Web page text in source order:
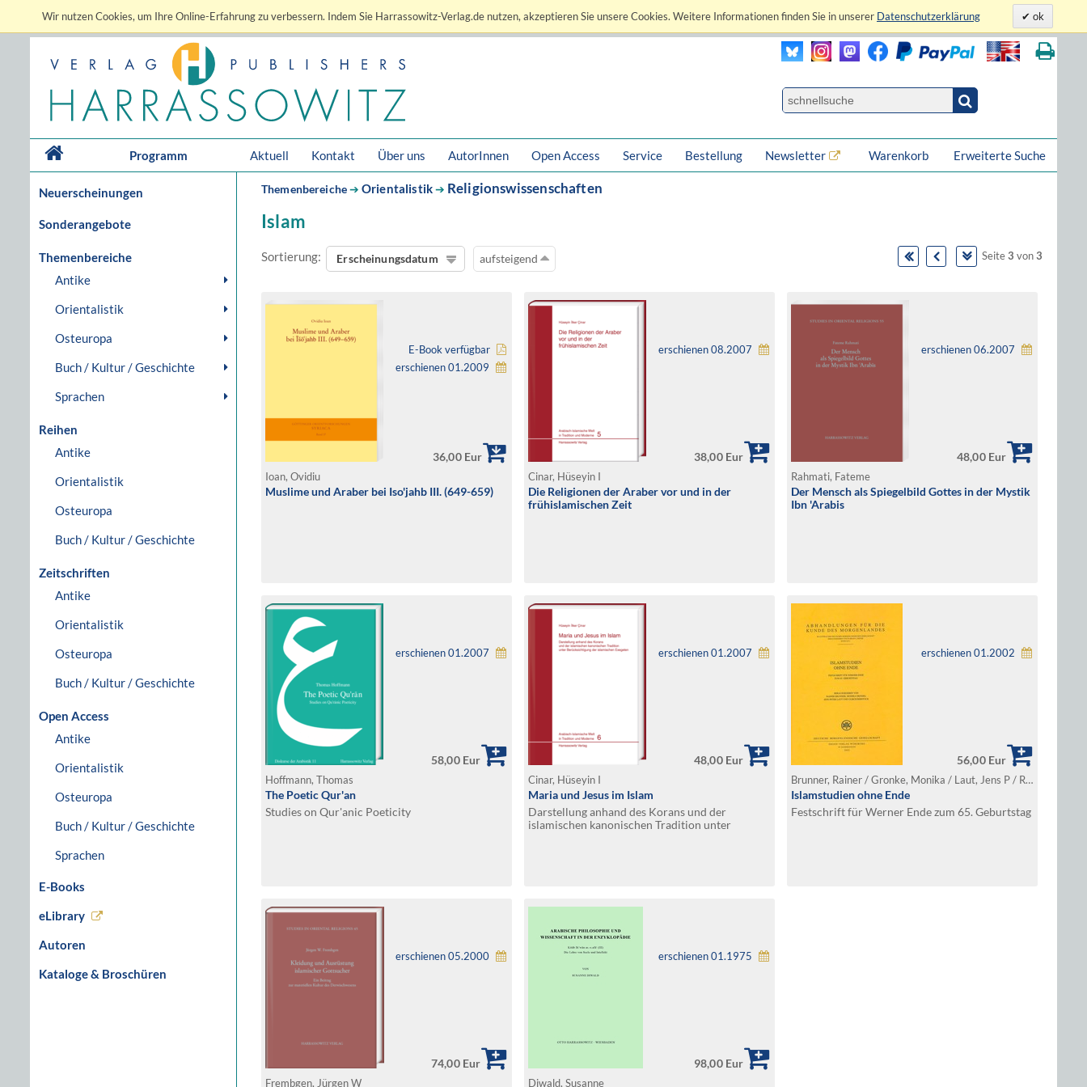
Wir nutzen Cookies, um Ihre Online-Erfahrung zu verbessern. Indem Sie Harrassowitz-Verlag.de nutzen, akzeptieren Sie unsere Cookies. Weitere Informationen finden Sie in unserer Datenschutzerklärung ok
Programm Aktuell Kontakt Über uns AutorInnen Open Access Service Bestellung Newsletter Erweiterte Suche
Warenkorb
Neuerscheinungen
Sonderangebote
Themenbereiche
Antike
Orientalistik
Osteuropa
Buch / Kultur / Geschichte
Sprachen
Reihen
Antike
Orientalistik
Osteuropa
Buch / Kultur / Geschichte
Zeitschriften
Antike
Orientalistik
Osteuropa
Buch / Kultur / Geschichte
Open Access
Antike
Orientalistik
Osteuropa
Buch / Kultur / Geschichte
Sprachen
E-Books
eLibrary
Autoren
Kataloge & Broschüren
Themenbereiche➔ Orientalistik➔ Religionswissenschaften
Islam
Sortierung: Erscheinungsdatum aufsteigend Seite 3 von 3
E-Book verfügbar
erschienen 01.2009
36,00 Eur
Ioan, Ovidiu
Muslime und Araber bei Iso'jahb III. (649-659)
erschienen 08.2007
38,00 Eur
Cinar, Hüseyin I
Die Religionen der Araber vor und in der
frühislamischen Zeit
erschienen 06.2007
48,00 Eur
Rahmati, Fateme
Der Mensch als Spiegelbild Gottes in der Mystik
Ibn 'Arabis
erschienen 01.2007
58,00 Eur
Hoffmann, Thomas
The Poetic Qur'an
Studies on Qur'anic Poeticity
erschienen 01.2007
48,00 Eur
Cinar, Hüseyin I
Maria und Jesus im Islam
Darstellung anhand des Korans und der
islamischen kanonischen Tradition unter
erschienen 01.2002
56,00 Eur
Brunner, Rainer / Gronke, Monika / Laut, Jens P / Rebstock, Ulrich (Hg.)
Islamstudien ohne Ende
Festschrift für Werner Ende zum 65. Geburtstag
erschienen 05.2000
74,00 Eur
Frembgen, Jürgen W
erschienen 01.1975
98,00 Eur
Diwald, Susanne